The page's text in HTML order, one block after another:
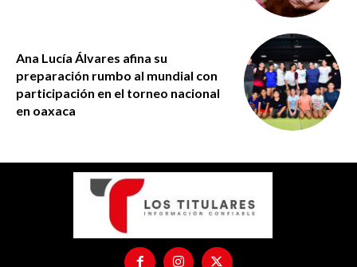
Ana Lucía Álvares afina su
preparación rumbo al mundial con
participación en el torneo nacional
en oaxaca